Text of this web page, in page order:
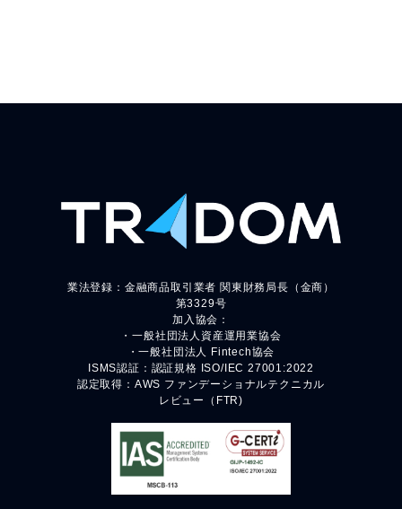
業法登録：金融商品取引業者 関東財務局長（金商）
第3329号
加入協会：
・一般社団法人資産運用業協会
・一般社団法人 Fintech協会
ISMS認証：認証規格 ISO/IEC 27001:2022
認定取得：AWS ファンデーショナルテクニカル
レビュー（FTR)